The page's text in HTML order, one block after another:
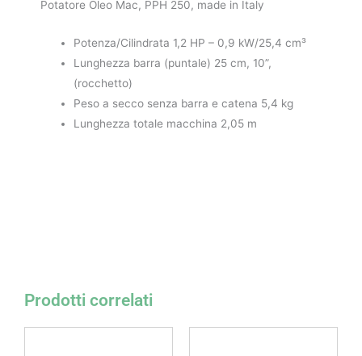
Potatore Oleo Mac, PPH 250, made in Italy
Potenza/Cilindrata 1,2 HP – 0,9 kW/25,4 cm³
Lunghezza barra (puntale) 25 cm, 10”,
(rocchetto)
Peso a secco senza barra e catena 5,4 kg
Lunghezza totale macchina 2,05 m
Prodotti correlati